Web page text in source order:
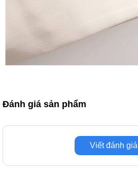
Đánh giá sản phẩm
Viết đánh giá